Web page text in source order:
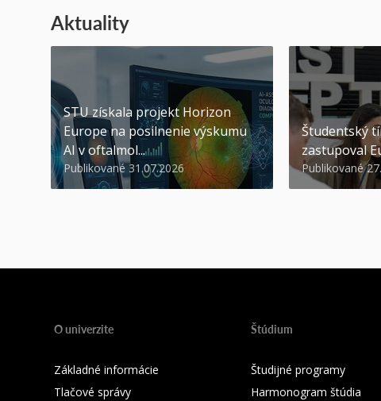
Aktuality
STU získala projekt Horizon
Europe na posilnenie výskumu
AI v oftalmol...
Publikované 31.07.2026
Študentský
zastupoval
Publikované
O univerzite
Základné informácie
Tlačové správy
Štúdium
Študijné programy
Harmonogram štúdia